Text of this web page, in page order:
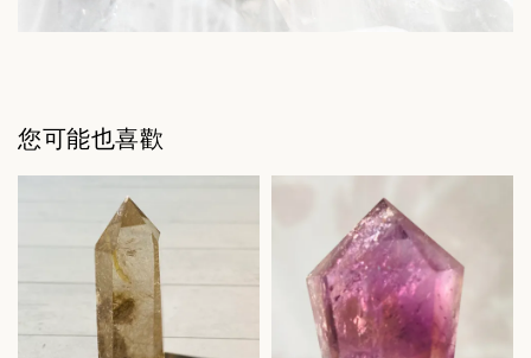
您可能也喜歡